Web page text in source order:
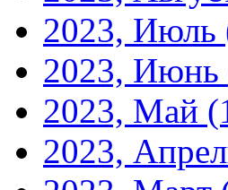
2023, Июль
2023, Июнь
2023, Май
2023,